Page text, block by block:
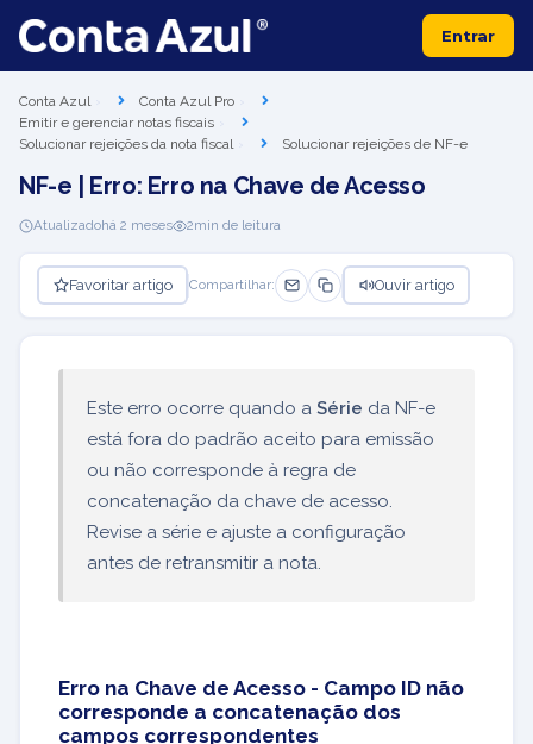
Entrar
Conta Azul
Conta Azul Pro
Emitir e gerenciar notas fiscais
Solucionar rejeições da nota fiscal
Solucionar rejeições de NF-e
NF-e | Erro: Erro na Chave de Acesso
Atualizadohá 2 meses 2min de leitura
Favoritar artigo Compartilhar: Ouvir artigo
Este erro ocorre quando a Série da NF-e
está fora do padrão aceito para emissão
ou não corresponde à regra de
concatenação da chave de acesso.
Revise a série e ajuste a configuração
antes de retransmitir a nota.
Erro na Chave de Acesso - Campo ID não
corresponde a concatenação dos
campos correspondentes